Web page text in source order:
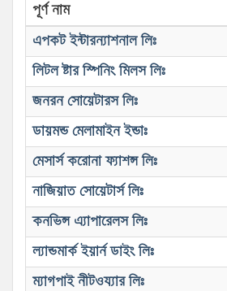
পূর্ণ নাম
এপকট ইন্টারন্যাশনাল লিঃ
লিটল ষ্টার স্পিনিং মিলস লিঃ
জনরন সোয়েটারস লিঃ
ডায়মন্ড মেলামাইন ইন্ডাঃ
মেসার্স করোনা ফ্যাশন্স লিঃ
নাজিয়াত সোয়েটার্স লিঃ
কনভিন্স এ্যাপারেলস লিঃ
ল্যান্ডমার্ক ইয়ার্ন ডাইং লিঃ
ম্যাগপাই নীটওয্যার লিঃ